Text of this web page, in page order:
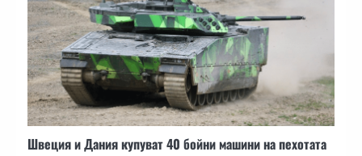
Швеция и Дания купуват 40 бойни машини на пехотата